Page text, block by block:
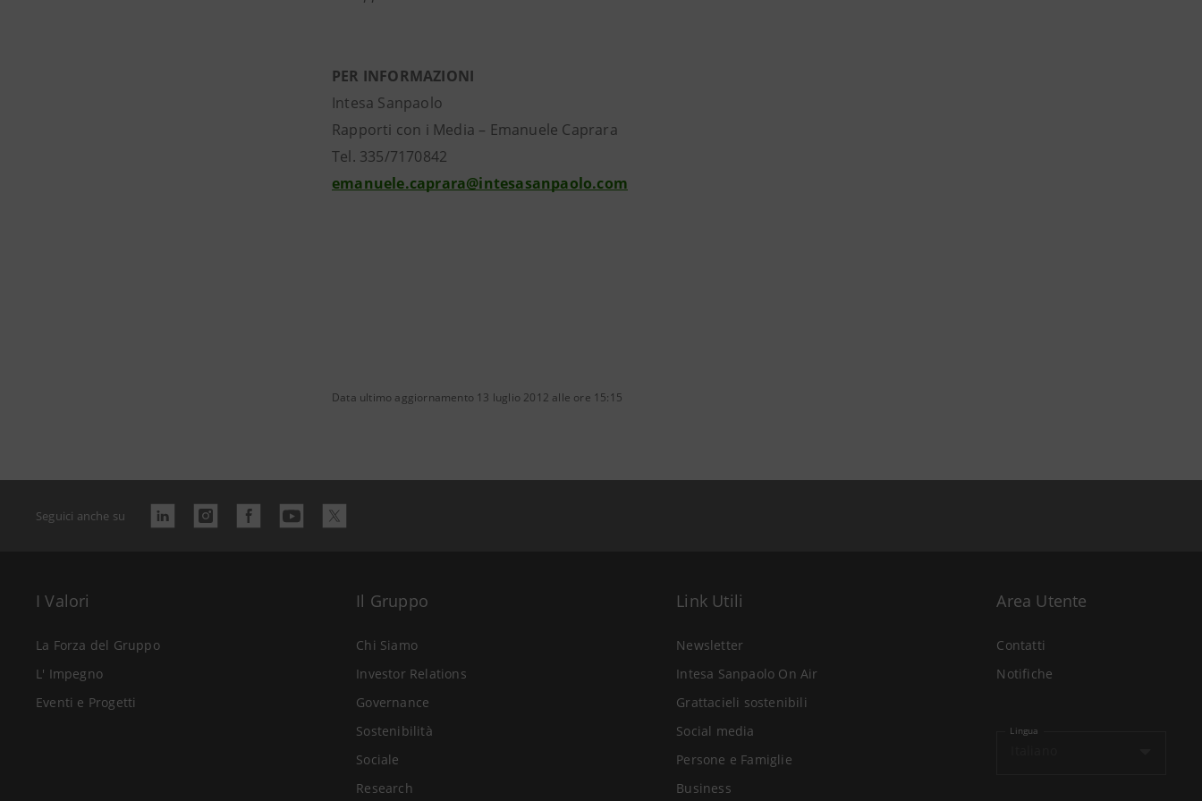
PER INFORMAZIONI
Intesa Sanpaolo
Rapporti con i Media – Emanuele Caprara
Tel. 335/7170842
emanuele.caprara@intesasanpaolo.com
Data ultimo aggiornamento 13 luglio 2012 alle ore 15:15
Seguici anche su
I Valori
La Forza del Gruppo
L' Impegno
Eventi e Progetti
Il Gruppo
Chi Siamo
Investor Relations
Governance
Sostenibilità
Sociale
Research
Link Utili
Newsletter
Intesa Sanpaolo On Air
Grattacieli sostenibili
Social media
Persone e Famiglie
Business
Area Utente
Contatti
Notifiche
Lingua